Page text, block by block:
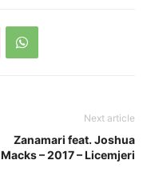
Next article
Zanamari feat. Joshua
Macks – 2017 – Licemjeri